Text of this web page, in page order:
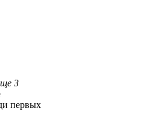
3
первых